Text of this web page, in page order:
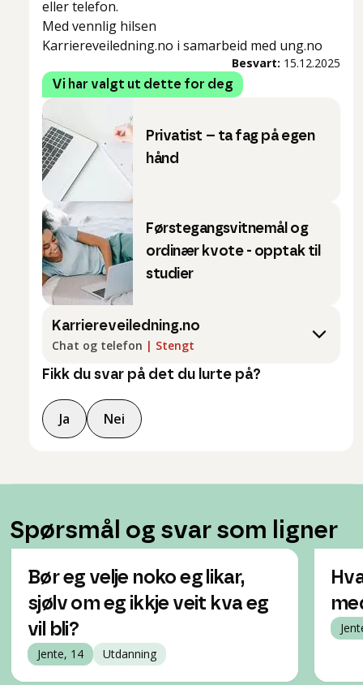
eller telefon.
Med vennlig hilsen
Karriereveiledning.no i samarbeid med ung.no
Besvart: 15.12.2025
Vi har valgt ut dette for deg
Privatist – ta fag på egen
hånd
Førstegangsvitnemål og
ordinær kvote - opptak til
studier
Karriereveiledning.no
Chat og telefon | Stengt
Fikk du svar på det du lurte på?
Ja Nei
Spørsmål og svar som ligner
Bør eg velje noko eg likar,
sjølv om eg ikkje veit kva eg
vil bli?
Jente, 14 Utdanning